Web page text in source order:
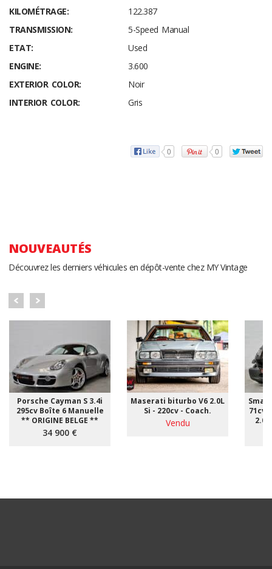
KILOMÉTRAGE:
122.387
TRANSMISSION:
5-Speed Manual
ETAT:
Used
ENGINE:
3.600
EXTERIOR COLOR:
Noir
INTERIOR COLOR:
Gris
0 0
NOUVEAUTÉS
Découvrez les derniers véhicules en dépôt-vente chez MY Vintage
Porsche Cayman S 3.4i
295cv Boîte 6 Manuelle
** ORIGINE BELGE **
34 900 €
Maserati biturbo V6 2.0L
Si - 220cv - Coach.
Vendu
71cv